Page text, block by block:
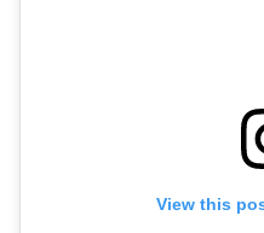
View this